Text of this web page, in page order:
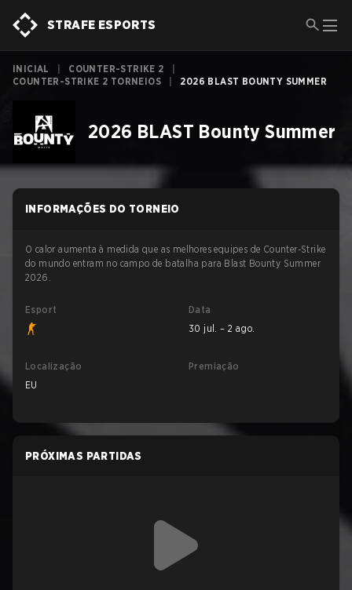
STRAFE ESPORTS
INICIAL COUNTER-STRIKE 2
COUNTER-STRIKE 2 TORNEIOS
2026 BLAST BOUNTY SUMMER
2026 BLAST Bounty Summer
INFORMAÇÕES DO TORNEIO
O calor aumenta à medida que as melhores equipes de Counter-Strike
do mundo entram no campo de batalha para Blast Bounty Summer
2026.
Esport
Data
30 jul. – 2 ago.
Localização
EU
Premiação
PRÓXIMAS PARTIDAS